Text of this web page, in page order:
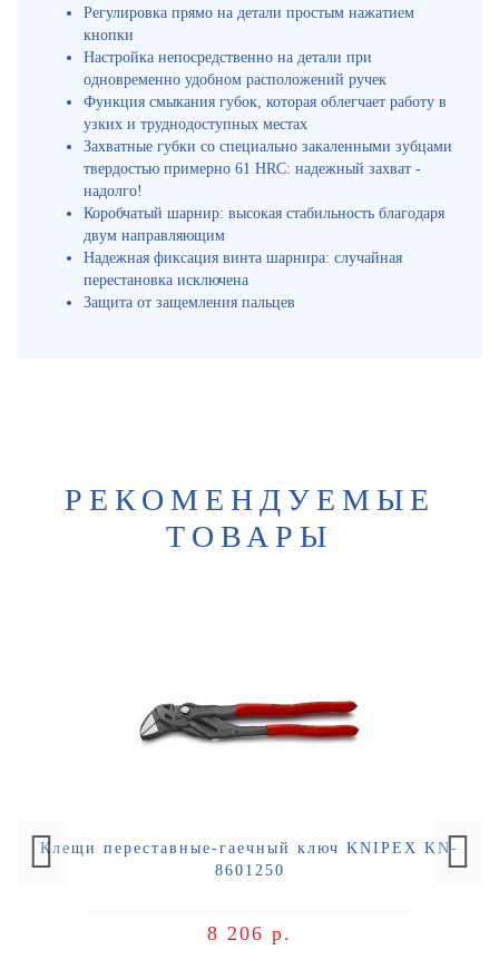
Регулировка прямо на детали простым нажатием
кнопки
Настройка непосредственно на детали при
одновременно удобном расположений ручек
Функция смыкания губок, которая облегчает работу в
узких и труднодоступных местах
Захватные губки со специально закаленными зубцами
твердостью примерно 61 HRC: надежный захват -
надолго!
Коробчатый шарнир: высокая стабильность благодаря
двум направляющим
Надежная фиксация винта шарнира: случайная
перестановка исключена
Защита от защемления пальцев
РЕКОМЕНДУЕМЫЕ
ТОВАРЫ
Клещи переставные-гаечный ключ KNIPEX KN-
8601250
8 206 р.